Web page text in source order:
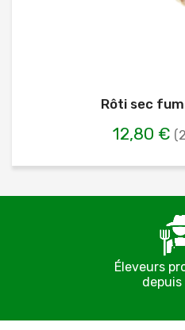
Rôti sec
12,80 €
Éleveurs
depuis